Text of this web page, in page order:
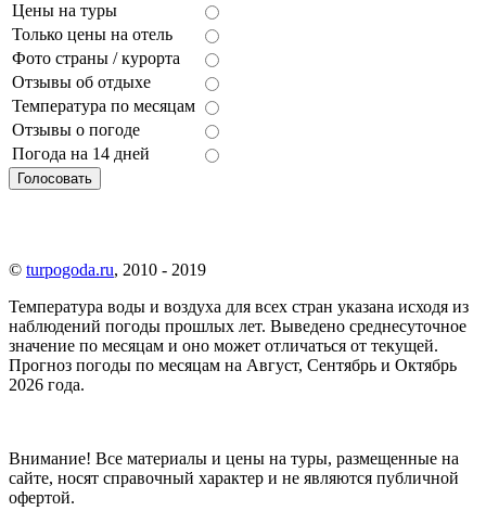
Цены на туры
Только цены на отель
Фото страны / курорта
Отзывы об отдыхе
Температура по месяцам
Отзывы о погоде
Погода на 14 дней
© turpogoda.ru, 2010 - 2019
Температура воды и воздуха для всех стран указана исходя из
наблюдений погоды прошлых лет. Выведено среднесуточное
значение по месяцам и оно может отличаться от текущей.
Прогноз погоды по месяцам на Август, Сентябрь и Октябрь
2026 года.
Внимание! Все материалы и цены на туры, размещенные на
сайте, носят справочный характер и не являются публичной
офертой.